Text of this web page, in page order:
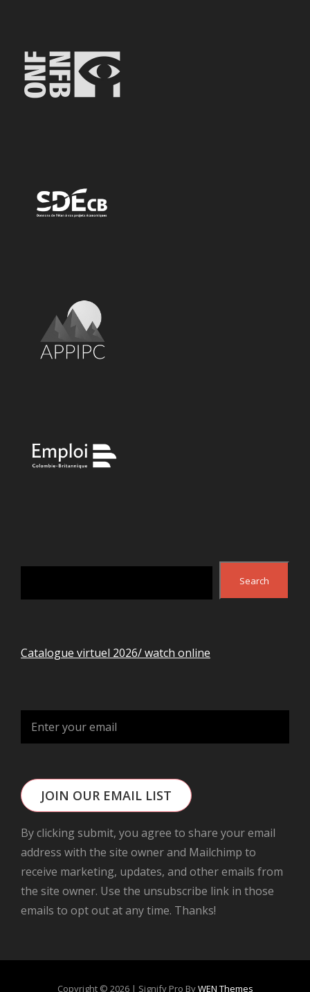
Search
Search
Catalogue virtuel 2026/ watch online
JOIN OUR EMAIL LIST
By clicking submit, you agree to share your email
address with the site owner and Mailchimp to
receive marketing, updates, and other emails from
the site owner. Use the unsubscribe link in those
emails to opt out at any time. Thanks!
Copyright © 2026 | Signify Pro ByWEN Themes